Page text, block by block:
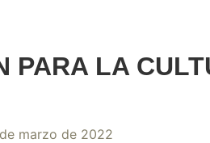
PARA LA
marzo de 2022